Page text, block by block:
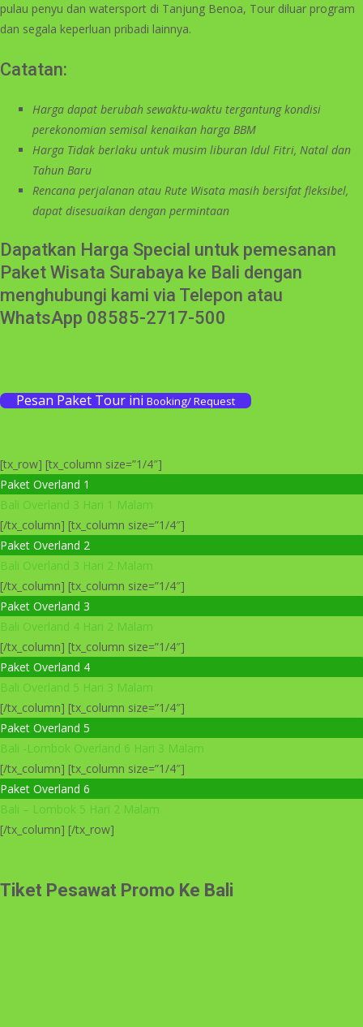
pulau penyu dan watersport di Tanjung Benoa, Tour diluar program
dan segala keperluan pribadi lainnya.
Catatan:
Harga dapat berubah sewaktu-waktu tergantung kondisi
perekonomian semisal kenaikan harga BBM
Harga Tidak berlaku untuk musim liburan Idul Fitri, Natal dan
Tahun Baru
Rencana perjalanan atau Rute Wisata masih bersifat fleksibel,
dapat disesuaikan dengan permintaan
Dapatkan Harga Special untuk pemesanan
Paket Wisata Surabaya ke Bali dengan
menghubungi kami via Telepon atau
WhatsApp 08585-2717-500
Pesan Paket Tour ini Booking/ Request
[tx_row] [tx_column size=”1/4″]
Paket Overland 1
Bali Overland 3 Hari 1 Malam
[/tx_column] [tx_column size=”1/4″]
Paket Overland 2
Bali Overland 3 Hari 2 Malam
[/tx_column] [tx_column size=”1/4″]
Paket Overland 3
Bali Overland 4 Hari 2 Malam
[/tx_column] [tx_column size=”1/4″]
Paket Overland 4
Bali Overland 5 Hari 3 Malam
[/tx_column] [tx_column size=”1/4″]
Paket Overland 5
Bali -Lombok Overland 6 Hari 3 Malam
[/tx_column] [tx_column size=”1/4″]
Paket Overland 6
Bali – Lombok 5 Hari 2 Malam
[/tx_column] [/tx_row]
Tiket Pesawat Promo Ke Bali